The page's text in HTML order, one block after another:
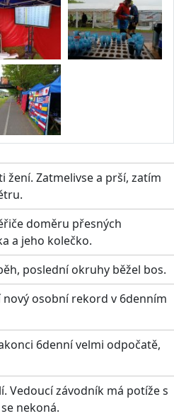
žení. Zatmelivse a prší, zatím
doměru přesných
a jeho kolečko.
poslední okruhy běžel bos.
nový osobní rekord v 6denním
6denní velmi odpočatě,
Vedoucí závodník má potíže s
nekoná.